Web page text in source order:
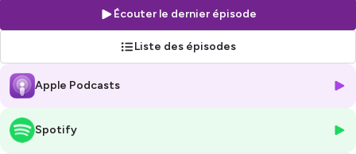
on tourne ce verbe dans tous les sens, et on pose toutes les
questions, même les plus “sacrées”. On considère que l’écriture
s’exerce, se raconte, se transmet, se chante, se dit, s’écrie. Dans le
leur quotidien et nous donner envie d’écrire. Le mythe de l’écrivain
silencieux, on en a assez parlé. Aujourd’hui, ce sont eux que nous
nous croisons dans nos ateliers d’écriture tous les jours et qui - on
vous le promet ! - adorent bavarder pendant des heures en répondant
Écouter le dernier épisode
Liste des épisodes
Apple Podcasts
Spotify